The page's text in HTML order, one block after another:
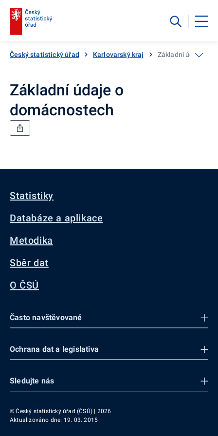
Český statistický úřad Karlovarský kraj Základní údaje o
Základní údaje o
domácnostech
Statistiky
Databáze a aplikace
Metodika
Sběr dat
O ČSÚ
Často navštěvované
Ochrana dat a legislativa
Sledujte nás
© Český statistický úřad (ČSÚ) | 2026
Aktualizováno dne: 19. 03. 2015